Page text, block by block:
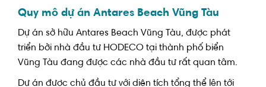
Quy mô dự án Antares Beach Vũng Tàu
Dự án sở hữu Antares Beach Vũng Tàu, được phát
triển bởi nhà đầu tư HODECO tại thành phố biển
Vũng Tàu đang được các nhà đầu tư rất quan tâm.
Dự án được chủ đầu tư với diện tích tổng thể lên tới